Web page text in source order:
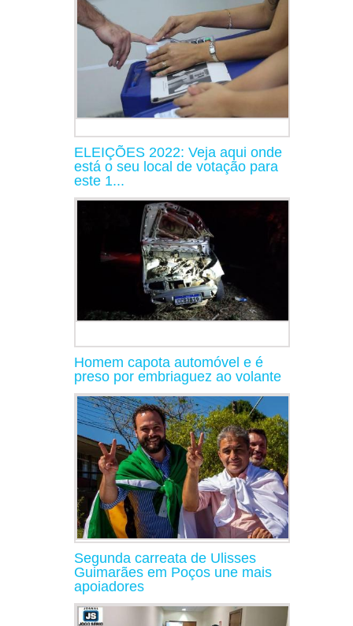
ELEIÇÕES 2022: Veja aqui onde
está o seu local de votação para
este 1...
Homem capota automóvel e é
preso por embriaguez ao volante
Segunda carreata de Ulisses
Guimarães em Poços une mais
apoiadores